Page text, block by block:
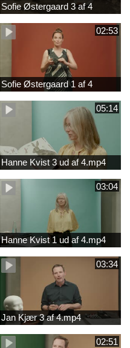
Sofie Østergaard 3 af 4
02:53
Sofie Østergaard 1 af 4
05:14
Hanne Kvist 3 ud af 4.mp4
03:04
Hanne Kvist 1 ud af 4.mp4
03:34
Jan Kjær 3 af 4.mp4
02:51